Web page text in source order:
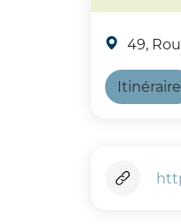
49,
Itinéraire